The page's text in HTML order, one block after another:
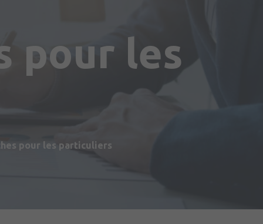
pour les
pour les particuliers